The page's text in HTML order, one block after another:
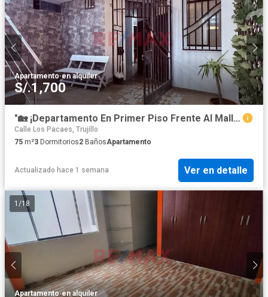
Apartamento·en alquiler
S/.1,700
"🏡 ¡Departamento En Primer Piso Frente Al Mall Plaza Trujillo! 🌟"
Calle Los Pacaes, Trujillo
75 m²3 Dormitorios2 BañosApartamento
Actualizado hace 1 semana Ver en detalle
1 /18
Apartamento·en alquiler